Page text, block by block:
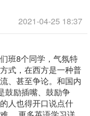
2021-04-25 18:37
班8个同学，气氛特
式，在西方是一种普
、甚至争论。和国内
鼓励插嘴、鼓励争
人也得开口说点什